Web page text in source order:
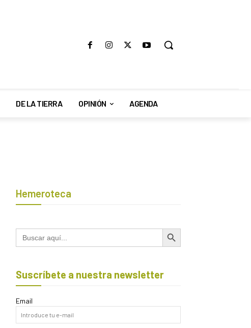
DE LA TIERRA OPINIÓN AGENDA
Hemeroteca
Buscar: Botón de búsqueda
Suscríbete a nuestra newsletter
Email